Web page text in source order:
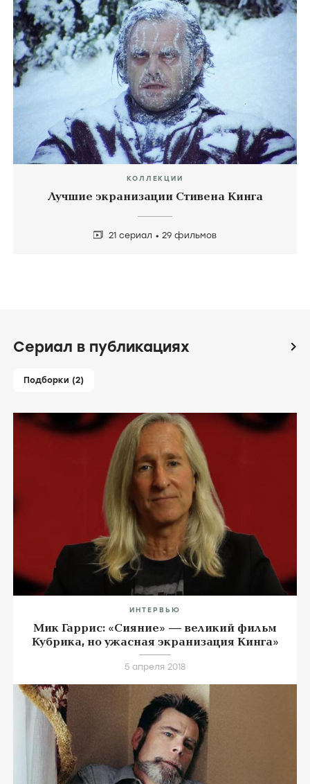
КОЛЛЕКЦИИ
Лучшие экранизации Стивена Кинга
21 сериал 29 фильмов
Сериал в публикациях icon
Подборки (2)
ИНТЕРВЬЮ
Мик Гаррис: «Сияние» — великий фильм
Кубрика, но ужасная экранизация Кинга»
5 апреля 2018